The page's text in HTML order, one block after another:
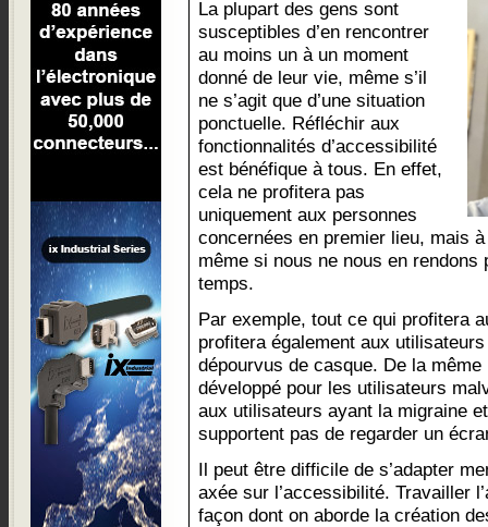
La plupart des gens sont
susceptibles d’en rencontrer
au moins un à un moment
donné de leur vie, même s’il
ne s’agit que d’une situation
ponctuelle. Réfléchir aux
fonctionnalités d’accessibilité
est bénéfique à tous. En effet,
cela ne profitera pas
uniquement aux personnes
concernées en premier lieu, mais
même si nous ne nous en
temps.
Par exemple, tout ce qui profitera
profitera également aux
dépourvus de casque. De la
développé pour les utilisateurs
aux utilisateurs ayant la migraine
supportent pas de regarder un
Il peut être difficile de s’adapter
axée sur l’accessibilité. Travailler
façon dont on aborde la création